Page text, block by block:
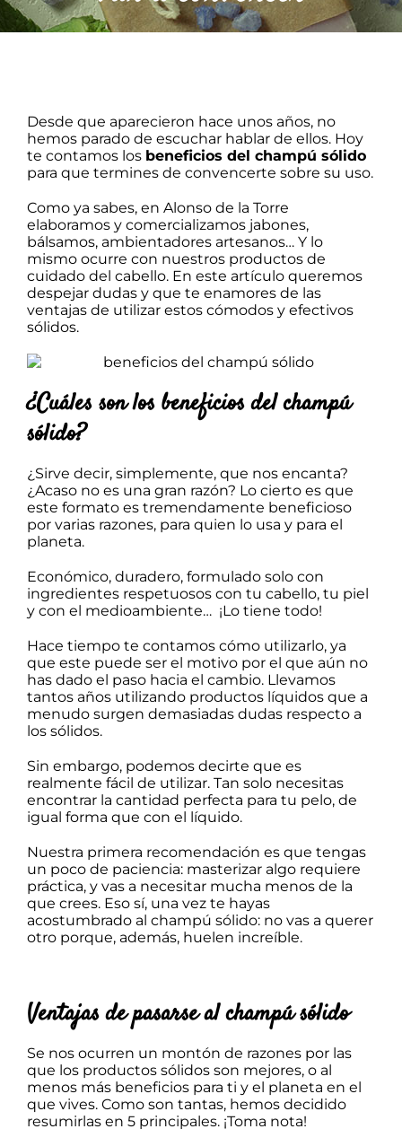
Barba
Packs regalo
Hogar
Talleres
Blog
Desde que aparecieron hace unos años, no
hemos parado de escuchar hablar de ellos. Hoy
te contamos los beneficios del champú sólido
para que termines de convencerte sobre su uso.
Como ya sabes, en Alonso de la Torre
elaboramos y comercializamos jabones,
bálsamos, ambientadores artesanos… Y lo
mismo ocurre con nuestros productos de
cuidado del cabello. En este artículo queremos
despejar dudas y que te enamores de las
ventajas de utilizar estos cómodos y efectivos
sólidos.
¿Cuáles son los beneficios del champú
sólido?
¿Sirve decir, simplemente, que nos encanta?
¿Acaso no es una gran razón? Lo cierto es que
este formato es tremendamente beneficioso
por varias razones, para quien lo usa y para el
planeta.
Económico, duradero, formulado solo con
ingredientes respetuosos con tu cabello, tu piel
y con el medioambiente… ¡Lo tiene todo!
Hace tiempo te contamos cómo utilizarlo, ya
que este puede ser el motivo por el que aún no
has dado el paso hacia el cambio. Llevamos
tantos años utilizando productos líquidos que a
menudo surgen demasiadas dudas respecto a
los sólidos.
Sin embargo, podemos decirte que es
realmente fácil de utilizar. Tan solo necesitas
encontrar la cantidad perfecta para tu pelo, de
igual forma que con el líquido.
Nuestra primera recomendación es que tengas
un poco de paciencia: masterizar algo requiere
práctica, y vas a necesitar mucha menos de la
que crees. Eso sí, una vez te hayas
acostumbrado al champú sólido: no vas a querer
otro porque, además, huelen increíble.
Ventajas de pasarse al champú sólido
Se nos ocurren un montón de razones por las
que los productos sólidos son mejores, o al
menos más beneficios para ti y el planeta en el
que vives. Como son tantas, hemos decidido
resumirlas en 5 principales. ¡Toma nota!